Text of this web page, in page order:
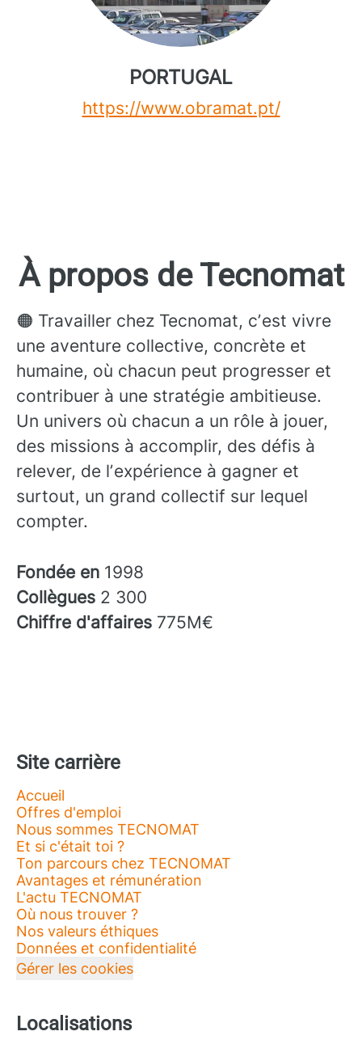
PORTUGAL
https://www.obramat.pt/
À propos de Tecnomat
🟠 Travailler chez Tecnomat, cʼest vivre
une aventure collective, concrète et
humaine, où chacun peut progresser et
contribuer à une stratégie ambitieuse.
Un univers où chacun a un rôle à jouer,
des missions à accomplir, des défis à
relever, de lʼexpérience à gagner et
surtout, un grand collectif sur lequel
compter.
Fondée en 1998
Collègues 2 300
Chiffre d'affaires 775M€
Site carrière
Accueil
Offres d'emploi
Nous sommes TECNOMAT
Et si c'était toi ?
Ton parcours chez TECNOMAT
Avantages et rémunération
L'actu TECNOMAT
Où nous trouver ?
Nos valeurs éthiques
Données et confidentialité
Gérer les cookies
Localisations